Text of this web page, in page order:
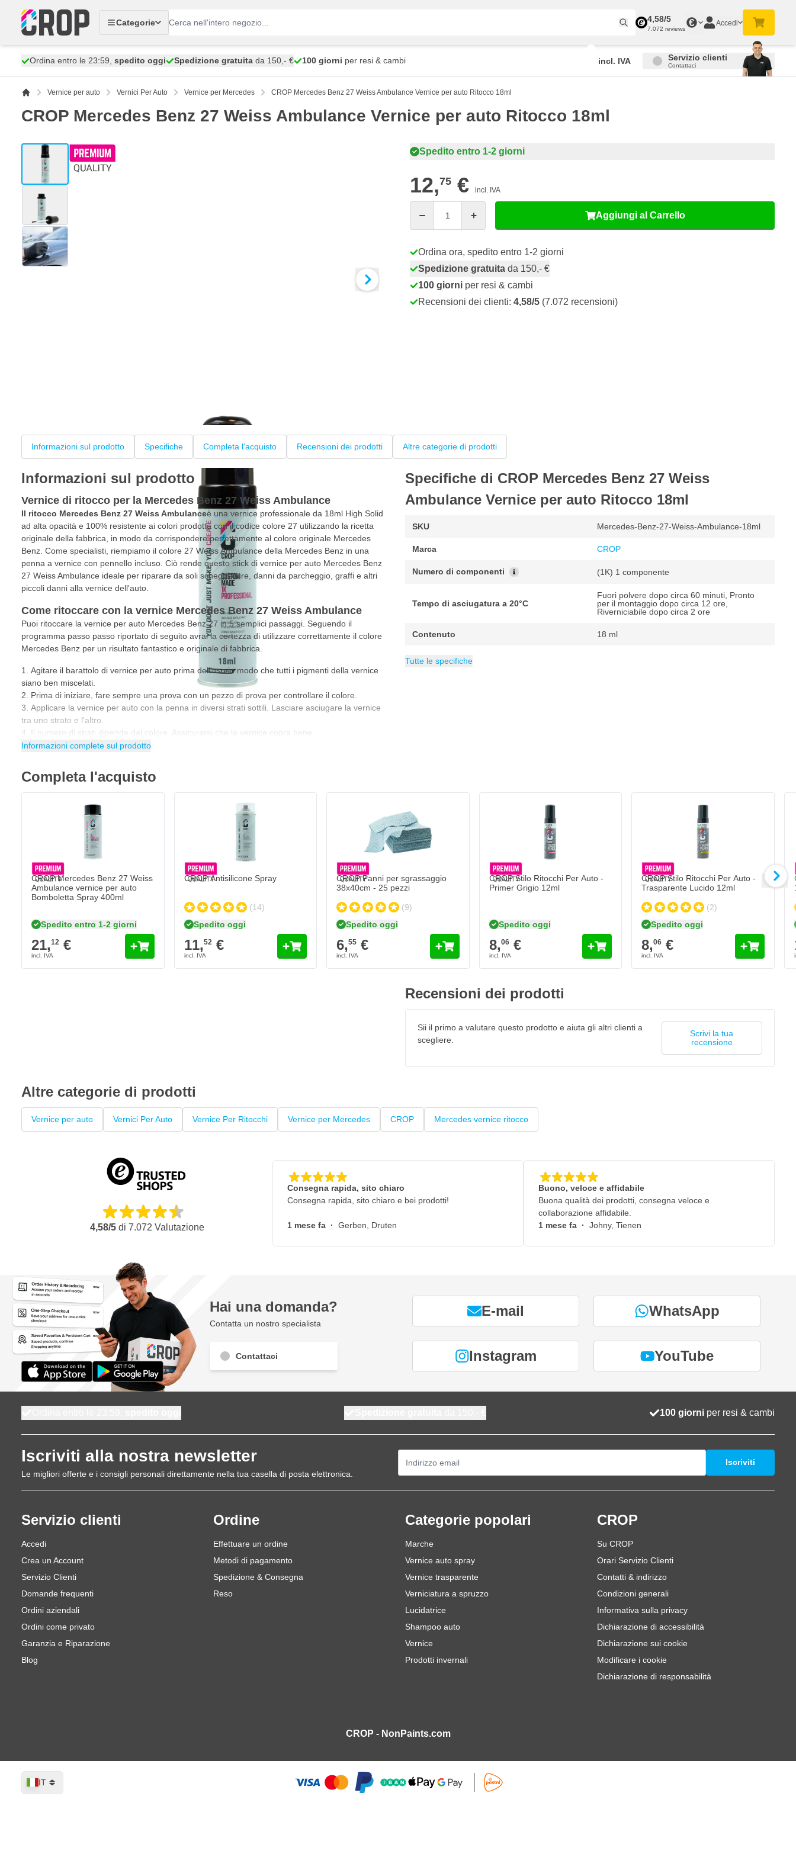
Categorie
4,58/5
7.072 reviews
€ Accedi
Ordina entro le 23:59, spedito oggi Spedizione gratuita da 150,- € 100 giorni per resi & cambi incl. IVA Servizio clienti
Contattaci
Vernice per auto Vernici Per Auto Vernice per Mercedes CROP Mercedes Benz 27 Weiss Ambulance Vernice per auto Ritocco 18ml
CROP Mercedes Benz 27 Weiss Ambulance Vernice per auto Ritocco 18ml
View larger image
View larger image
Spedito entro 1-2 giorni
12,75 € incl. IVA
Aggiungi al Carrello
Ordina ora, spedito entro 1-2 giorni
Spedizione gratuita da 150,- €
100 giorni per resi & cambi
Recensioni dei clienti: 4,58/5 (7.072 recensioni)
Informazioni sul prodotto Specifiche Completa l'acquisto Recensioni dei prodotti Altre categorie di prodotti
Informazioni sul prodotto
Vernice di ritocco per la Mercedes Benz 27 Weiss Ambulance
Il ritocco Mercedes Benz 27 Weiss Ambulanceè una vernice professionale da 18ml High Solid
ad alta opacità e 100% resistente ai colori prodotta con il codice colore 27 utilizzando la ricetta
originale della fabbrica, in modo da corrispondere perfettamente al colore originale Mercedes
Benz. Come specialisti, riempiamo il colore 27 Weiss Ambulance della Mercedes Benz in una
penna a vernice con pennello incluso. Ciò rende questo stick di vernice per auto Mercedes Benz
27 Weiss Ambulance ideale per riparare da soli scheggiature, danni da parcheggio, graffi e altri
piccoli danni alla vernice dell'auto.
Come ritoccare con la vernice Mercedes Benz 27 Weiss Ambulance
Puoi ritoccare la vernice per auto Mercedes Benz 27 in 5 semplici passaggi. Seguendo il
programma passo passo riportato di seguito avrai la certezza di utilizzare correttamente il colore
Mercedes Benz per un risultato fantastico e originale di fabbrica.
Agitare il barattolo di vernice per auto prima dell'uso in modo che tutti i pigmenti della vernice
siano ben miscelati.
Prima di iniziare, fare sempre una prova con un pezzo di prova per controllare il colore.
Applicare la vernice per auto con la penna in diversi strati sottili. Lasciare asciugare la vernice
tra uno strato e l'altro.
Il numero di strati dipende dal colore. Assicurarsi che la vernice copra bene.
Applicato l'ultimo strato? Ora lasciate che la vernice si asciughi completamente. Il tempo di
strato.
Suggerimento: quando si utilizza la penna per vernice per auto, si consiglia di indossare sempre
guanti in nitrile.
Applicare il trasarente dopo il Weiss Ambulance Mercedes Benz
Vuoi proteggere immediatamente il colore appena applicato dagli agenti esterni, proprio come
l'auto originale di fabbrica? Quindi rifinire Mercedes Benz Weiss Ambulance con un pennarello
trasparente. Questo trasparente funziona come una vernice che protegge il colore da tutti gli
agenti atmosferici come pioggia acida e sale, ma anche da graffi, pietrisco, urti, benzina, diesel e
altri prodotti chimici.
Caratteristiche della vernice per ritocchi di Mercedes Benz 27 Weiss Ambulance
Il colore Mercedes Benz 27 Weiss Ambulance è personalizzato originale di fabbrica
Vernice per auto ad asciugatura rapida, resistente al 100% ai colori
La vernice High Solid garantisce un'elevata copertura
Penna laccata con pennello privo di pelucchi
Informazioni complete sul prodotto
Specifiche di CROP Mercedes Benz 27 Weiss
Ambulance Vernice per auto Ritocco 18ml
SKU Mercedes-Benz-27-Weiss-Ambulance-18ml
Marca CROP
Numero di componenti (1K) 1 componente
Tempo di asciugatura a 20°C
Fuori polvere dopo circa 60 minuti, Pronto
per il montaggio dopo circa 12 ore,
Riverniciabile dopo circa 2 ore
Contenuto 18 ml
Copertura minima m²
Copertura massima m²
Categoria
Tutte le specifiche
Completa l'acquisto
CROP Mercedes Benz 27 Weiss
Ambulance vernice per auto
Bomboletta Spray 400ml
Spedito entro 1-2 giorni
21,12 €
CROP Antisilicone Spray
(14)
Spedito oggi
11,52€
CROP Panni per sgrassaggio
38x40cm - 25 pezzi
(9)
Spedito oggi
6,55 €
CROP Stilo Ritocchi Per Auto -
Primer Grigio 12ml
Spedito oggi
8,06€
CROP Stilo Ritocchi Per Auto -
Trasparente Lucido 12ml
(2)
Spedito oggi
8,06 €
Recensioni dei prodotti
Sii il primo a valutare questo prodotto e aiuta gli altri clienti a
scegliere.
Scrivi la tua
recensione
Altre categorie di prodotti
Vernice per auto Vernici Per Auto Vernice Per Ritocchi Vernice per Mercedes CROP Mercedes vernice ritocco
4,58/5di 7.072 Valutazione
Consegna rapida, sito chiaro
Consegna rapida, sito chiaro e bei prodotti!
1 mese fa · Gerben, Druten
Buono, veloce e affidabile
Buona qualità dei prodotti, consegna veloce e
collaborazione affidabile.
1 mese fa · Johny, Tienen
Hai una domanda?
Contatta un nostro specialista
Contattaci
E-mail WhatsApp
Instagram YouTube
100 giorni per resi & cambi
Iscriviti alla nostra newsletter
Le migliori offerte e i consigli personali direttamente nella tua casella di posta elettronica.
Iscriviti
Servizio clienti
Accedi
Crea un Account
Servizio Clienti
Domande frequenti
Ordini aziendali
Ordini come privato
Garanzia e Riparazione
Blog
Ordine
Effettuare un ordine
Metodi di pagamento
Spedizione & Consegna
Reso
Categorie popolari
Marche
Vernice auto spray
Vernice trasparente
Verniciatura a spruzzo
Lucidatrice
Shampoo auto
Vernice
Prodotti invernali
CROP
Su CROP
Orari Servizio Clienti
Contatti & indirizzo
Condizioni generali
Informativa sulla privacy
Dichiarazione di accessibilità
Dichiarazione sui cookie
Modificare i cookie
Dichiarazione di responsabilità
CROP - NonPaints.com
Lingua
IT